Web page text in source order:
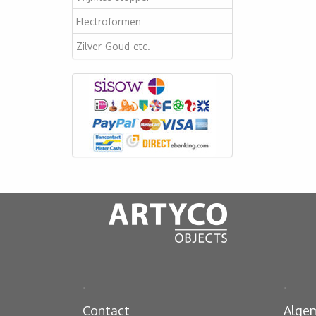
Electroformen
Zilver-Goud-etc.
.
Contact
.